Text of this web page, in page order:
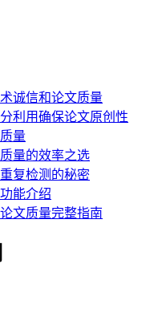
诚信和论文质量
利用确保论文原创性
量
量的效率之选
复检测的秘密
能介绍
文质量完整指南